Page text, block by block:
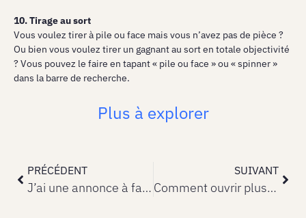
10. Tirage au sort
Vous voulez tirer à pile ou face mais vous n’avez pas de pièce ?
Ou bien vous voulez tirer un gagnant au sort en totale objectivité
? Vous pouvez le faire en tapant « pile ou face » ou « spinner »
dans la barre de recherche.
Plus à explorer
PRÉCÉDENT
J’ai une annonce à faire !
SUIVANT
Comment ouvrir plusieurs fenêtres simultanément sur Microsoft Teams